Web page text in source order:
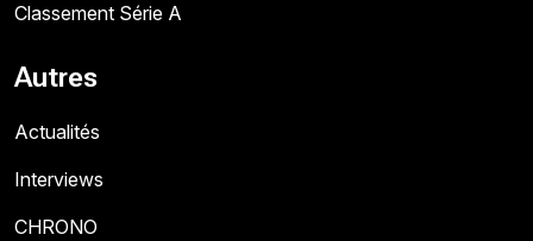
Classement Série A
Autres
Actualités
Interviews
CHRONO